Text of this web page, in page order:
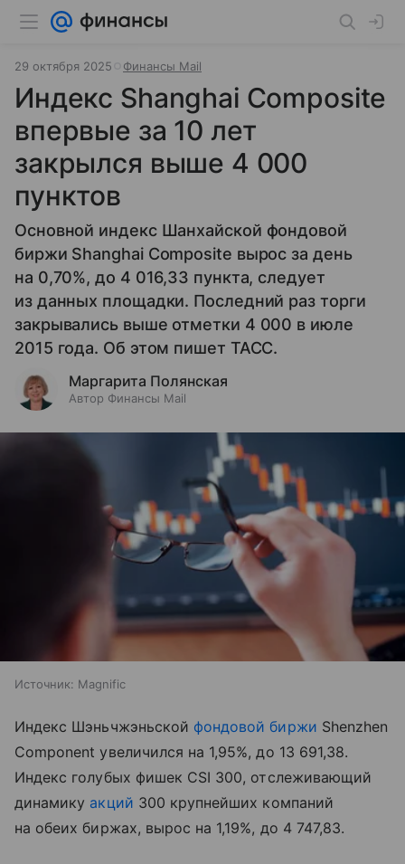
29 октября 2025 Финансы Mail
Индекс Shanghai Composite
впервые за 10 лет
закрылся выше 4 000
пунктов
Основной индекс Шанхайской фондовой
биржи Shanghai Composite вырос за день
на 0,70%, до 4 016,33 пункта, следует
из данных площадки. Последний раз торги
закрывались выше отметки 4 000 в июле
2015 года. Об этом пишет ТАСС.
Маргарита Полянская
Автор Финансы Mail
Источник: Magnific
Индекс Шэньчжэньской фондовой биржи Shenzhen
Component увеличился на 1,95%, до 13 691,38.
Индекс голубых фишек CSI 300, отслеживающий
динамику акций 300 крупнейших компаний
на обеих биржах, вырос на 1,19%, до 4 747,83.